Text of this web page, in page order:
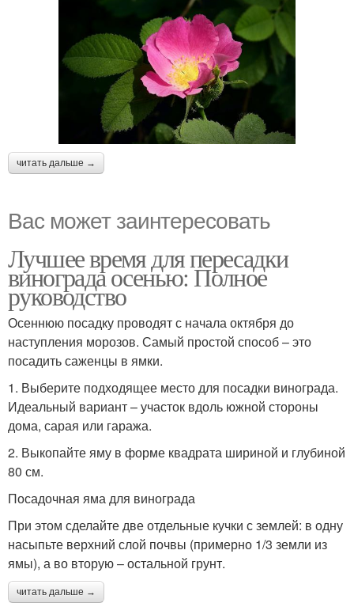
читать дальше →
Вас может заинтересовать
Лучшее время для пересадки
винограда осенью: Полное
руководство
Осеннюю посадку проводят с начала октября до
наступления морозов. Самый простой способ – это
посадить саженцы в ямки.
1. Выберите подходящее место для посадки винограда.
Идеальный вариант – участок вдоль южной стороны
дома, сарая или гаража.
2. Выкопайте яму в форме квадрата шириной и глубиной
80 см.
Посадочная яма для винограда
При этом сделайте две отдельные кучки с землей: в одну
насыпьте верхний слой почвы (примерно 1/3 земли из
ямы), а во вторую – остальной грунт.
читать дальше →